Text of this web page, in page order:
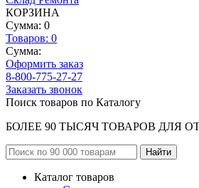
КОРЗИНА
Сумма: 0
Товаров: 0
Сумма:
Оформить заказ
8-800-775-27-27
Заказать звонок
Поиск товаров по Каталогу
БОЛЕЕ 90 ТЫСЯЧ ТОВАРОВ ДЛЯ
Каталог товаров